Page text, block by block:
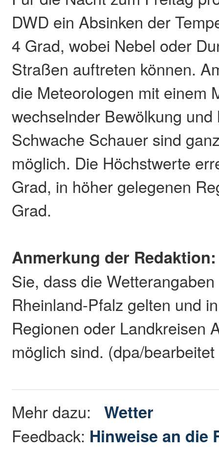
DWD ein Absinken der
4 Grad, wobei Nebel oder
Straßen auftreten können.
die Meteorologen mit einem
wechselnder Bewölkung
Schwache Schauer sind
möglich. Die Höchstwerte
Grad, in höher gelegenen
Grad.
Anmerkung der Redaktion:
Sie, dass die
Rheinland-Pfalz gelten und
Regionen oder Landkreisen
möglich sind. (dpa/
Mehr dazu:Wetter
Feedback: Hinweise an die